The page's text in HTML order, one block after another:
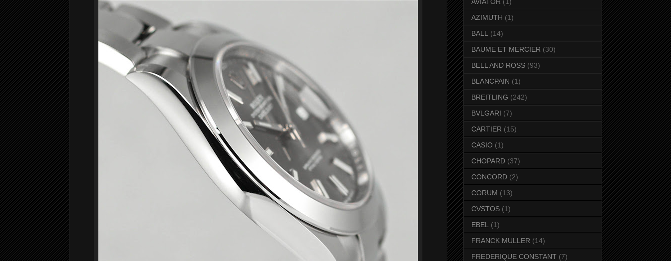
AZIMUTH (1)
BALL
(14)
BAUME ET MERCIER (30)
BELL AND ROSS (93)
BLANCPAIN (1)
BREITLING (242)
BVLGARI (7)
CARTIER (15)
CASIO (1)
CHOPARD (37)
CONCORD (2)
CORUM (13)
CVSTOS (1)
EBEL
(1)
FRANCK MULLER (14)
FREDERIQUE CONSTANT (7)